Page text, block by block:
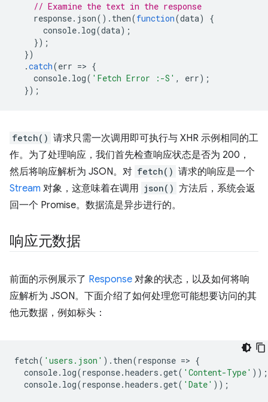
// Examine the text in the response
response. json(). then(function(data)
{
console. log(data);
});
})
.catch(err => {
console. log( 'Fetch Error :-S' , err);
});
fetch() 请求只需一次调用即可执行与 XHR 示例相同的工
作。为了处理响应，我们首先检查响应状态是否为 200，
然后将响应解析为 JSON。对 fetch() 请求的响应是一个
Stream 对象，这意味着在调用 json() 方法后，系统会返
回一个 Promise。数据流是异步进行的。
响应元数据
前面的示例展示了 Response 对象的状态，以及如何将响
应解析为 JSON。下面介绍了如何处理您可能想要访问的其
他元数据，例如标头：
fetch( 'users.json' ). then(response => {
console. log(response.headers .get( 'Content-Type' ));
console. log(response.headers .get( 'Date' ));